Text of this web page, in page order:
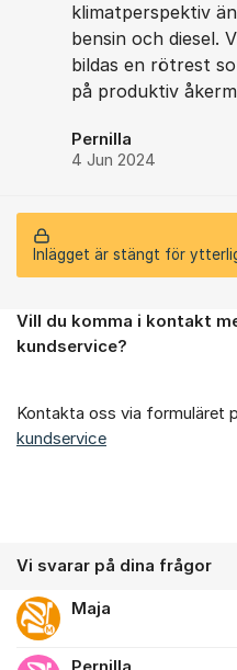
klimatperspektiv
bensin och diesel.
bildas en rötrest
på produktiv
Pernilla
4 Jun 2024
Inlägget är stängt för
Om forumet
Vill du komma i kontakt
kundservice?
Kontakta oss via formuläret
kundservice
Vi svarar på dina frågor
Maja